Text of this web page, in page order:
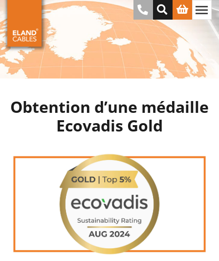
Obtention d’une médaille
Ecovadis Gold